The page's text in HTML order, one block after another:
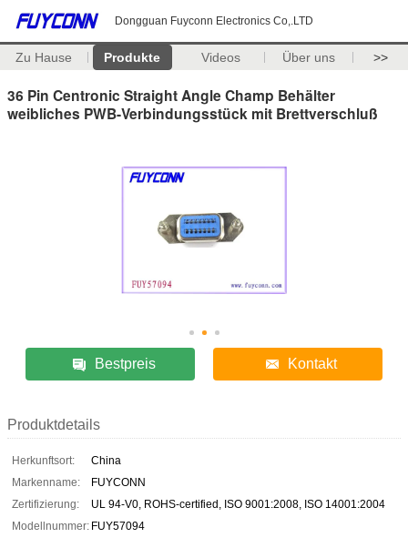
Dongguan Fuyconn Electronics Co,.LTD
Zu Hause Produkte Videos Über uns >>
36 Pin Centronic Straight Angle Champ Behälter
weibliches PWB-Verbindungsstück mit Brettverschluß
Bestpreis Kontakt
Produktdetails
Herkunftsort:
China
Markenname:
FUYCONN
Zertifizierung:
UL 94-V0, ROHS-certified, ISO 9001:2008, ISO 14001:2004
Modellnummer: FUY57094